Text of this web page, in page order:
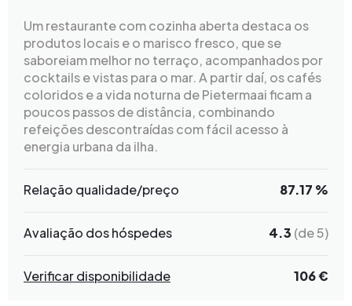
Um restaurante com cozinha aberta destaca os
produtos locais e o marisco fresco, que se
saboreiam melhor no terraço, acompanhados por
cocktails e vistas para o mar. A partir daí, os cafés
coloridos e a vida noturna de Pietermaai ficam a
poucos passos de distância, combinando
refeições descontraídas com fácil acesso à
energia urbana da ilha.
Relação qualidade/preço 87.17 %
Avaliação dos hóspedes 4.3 (de 5)
Verificar disponibilidade 106 €